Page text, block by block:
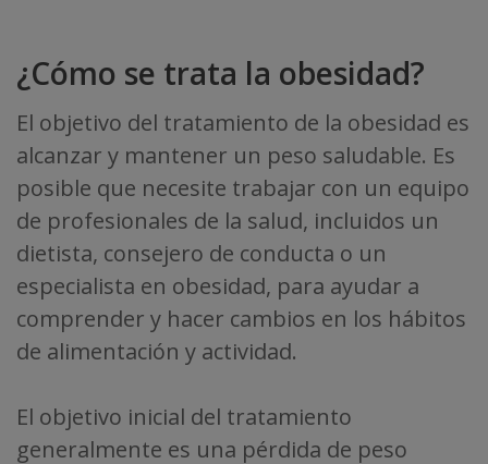
¿Cómo se trata la obesidad?
El objetivo del tratamiento de la obesidad es
alcanzar y mantener un peso saludable. Es
posible que necesite trabajar con un equipo
de profesionales de la salud, incluidos un
dietista, consejero de conducta o un
especialista en obesidad, para ayudar a
comprender y hacer cambios en los hábitos
de alimentación y actividad.
El objetivo inicial del tratamiento
generalmente es una pérdida de peso